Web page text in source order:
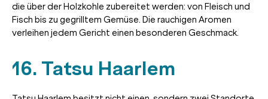
die über der Holzkohle zubereitet werden: von Fleisch und
Fisch bis zu gegrilltem Gemüse. Die rauchigen Aromen
verleihen jedem Gericht einen besonderen Geschmack.
16. Tatsu Haarlem